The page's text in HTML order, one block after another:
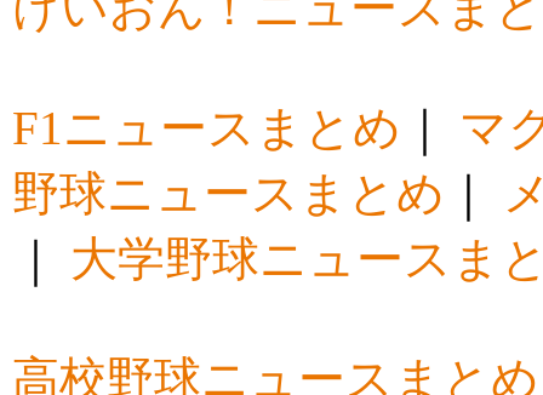
F1ニュースまとめ
マ
野球ニュースまとめ
大学野球ニュースま
高校野球ニュースまとめ